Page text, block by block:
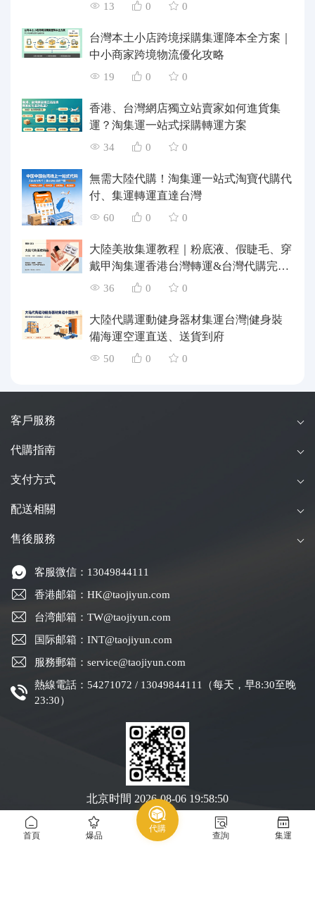
首頁 爆品
代購
查詢 集運
13 0 0
台灣本土小店跨境採購集運降本全方案｜
中小商家跨境物流優化攻略
19 0 0
香港、台灣網店獨立站賣家如何進貨集
運？淘集運一站式採購轉運方案
34 0 0
無需大陸代購！淘集運一站式淘寶代購代
付、集運轉運直達台灣
60 0 0
大陸美妝集運教程｜粉底液、假睫毛、穿
戴甲淘集運香港台灣轉運&台灣代購完整
指南
36 0 0
大陸代購運動健身器材集運台灣|健身裝
備海運空運直送、送貨到府
50 0 0
客戶服務
代購指南
支付方式
配送相關
售後服務
客服微信：13049844111
香港邮箱：HK@taojiyun.com
台湾邮箱：TW@taojiyun.com
国际邮箱：INT@taojiyun.com
服務郵箱：service@taojiyun.com
熱線電話：54271072 / 13049844111（每天，早8:30至晚
23:30）
北京时間 2026-08-06 19:58:50
Copyright © 2019-2025 深圳市跨進物流有限公司版權所有粵ICP備19088004號-1